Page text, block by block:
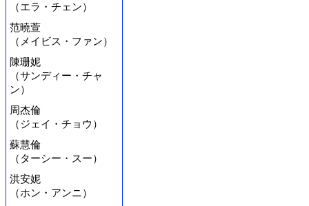
（エラ・チェン）
范曉萱
（メイビス・ファン）
陳珊妮
（サンディー・チャ
ン）
周杰倫
（ジェイ・チョウ）
蘇慧倫
（ターシー・スー）
洪安妮
（ホン・アンニ）